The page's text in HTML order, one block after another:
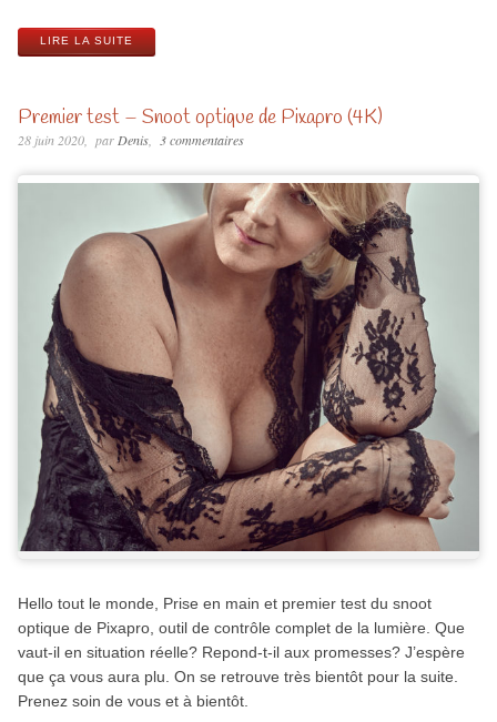
LIRE LA SUITE
Premier test – Snoot optique de Pixapro (4K)
28 juin 2020 par Denis 3 commentaires
Hello tout le monde, Prise en main et premier test du snoot
optique de Pixapro, outil de contrôle complet de la lumière. Que
vaut-il en situation réelle? Repond-t-il aux promesses? J’espère
que ça vous aura plu. On se retrouve très bientôt pour la suite.
Prenez soin de vous et à bientôt.